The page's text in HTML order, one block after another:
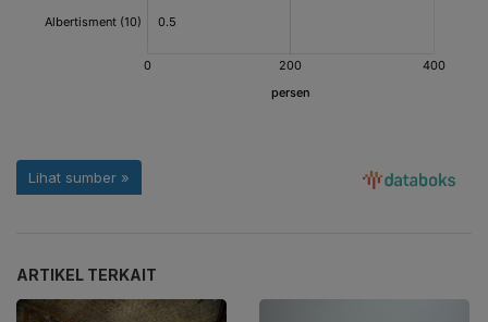
ARTIKEL TERKAIT